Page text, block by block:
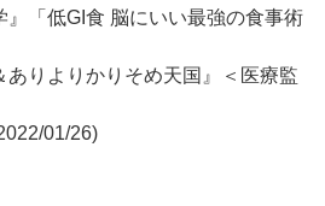
「低GI食 脳にいい最強の食事術
ありよりかりそめ天国』＜医療監
01/26)